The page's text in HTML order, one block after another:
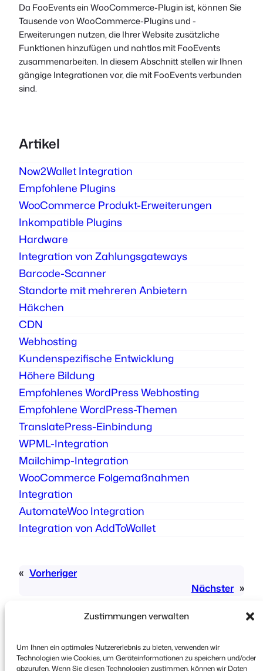
Zustimmungen verwalten
Um Ihnen ein optimales Nutzererlebnis zu bieten, verwenden wir
Technologien wie Cookies, um Geräteinformationen zu speichern und/oder
abzurufen. Wenn Sie diesen Technologien zustimmen, können wir Daten
French
Polish
Czech
Da FooEvents ein WooCommerce-Plugin ist, können Sie
Tausende von WooCommerce-Plugins und -
Erweiterungen nutzen, die Ihrer Website zusätzliche
Funktionen hinzufügen und nahtlos mit FooEvents
zusammenarbeiten. In diesem Abschnitt stellen wir Ihnen
gängige Integrationen vor, die mit FooEvents verbunden
sind.
Artikel
Now2Wallet Integration
Empfohlene Plugins
WooCommerce Produkt-Erweiterungen
Inkompatible Plugins
Hardware
Integration von Zahlungsgateways
Barcode-Scanner
Standorte mit mehreren Anbietern
Häkchen
CDN
Webhosting
Kundenspezifische Entwicklung
Höhere Bildung
Empfohlenes WordPress Webhosting
Empfohlene WordPress-Themen
TranslatePress-Einbindung
WPML-Integration
Mailchimp-Integration
WooCommerce Folgemaßnahmen
Integration
AutomateWoo Integration
Integration von AddToWallet
« Vorheriger
Nächster »